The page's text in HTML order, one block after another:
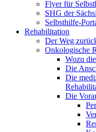
Flyer für
SHG der
Selbsthilfe-
Rehabilitation
Der Weg
Onkologische
Wozu
Die
Die
Die